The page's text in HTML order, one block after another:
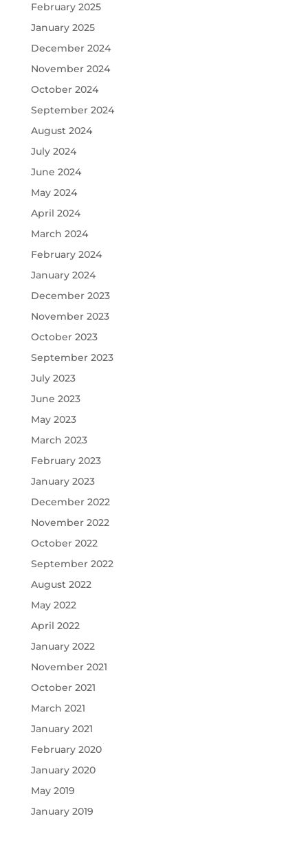
February 2025
January 2025
December 2024
November 2024
October 2024
September 2024
August 2024
July 2024
June 2024
May 2024
April 2024
March 2024
February 2024
January 2024
December 2023
November 2023
October 2023
September 2023
July 2023
June 2023
May 2023
March 2023
February 2023
January 2023
December 2022
November 2022
October 2022
September 2022
August 2022
May 2022
April 2022
January 2022
November 2021
October 2021
March 2021
January 2021
February 2020
January 2020
May 2019
January 2019